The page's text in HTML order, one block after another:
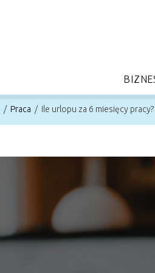
/ Praca / Ile urlopu za 6 miesięcy pracy?